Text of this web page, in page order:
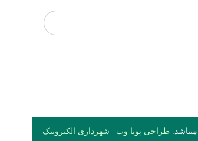
میباشد.طراحی پویا وب | شهرداری الکترونیک